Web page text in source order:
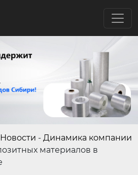
Новости - Динамика компании
материалов в